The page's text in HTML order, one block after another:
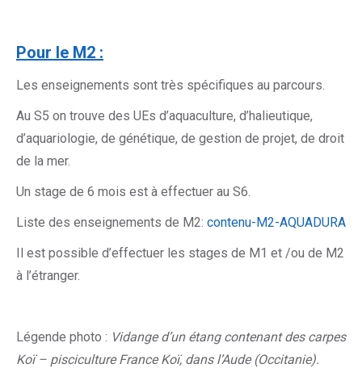
Pour le M2 :
Les enseignements sont très spécifiques au parcours.
Au S5 on trouve des UEs d’aquaculture, d’halieutique,
d’aquariologie, de génétique, de gestion de projet, de droit
de la mer.
Un stage de 6 mois est à effectuer au S6.
Liste des enseignements de M2: contenu-M2-AQUADURA
Il est possible d’effectuer les stages de M1 et /ou de M2
à l’étranger.
Légende photo : Vidange d’un étang contenant des carpes
Koï – pisciculture France Koï, dans l’Aude (Occitanie).